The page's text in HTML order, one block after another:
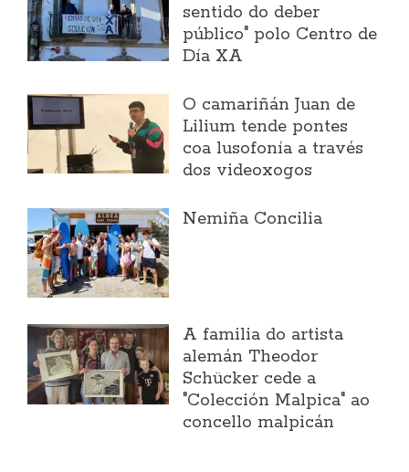
sentido do deber
público" polo Centro de
Día XA
O camariñán Juan de
Lilium tende pontes
coa lusofonía a través
dos videoxogos
Nemiña Concilia
A familia do artista
alemán Theodor
Schücker cede a
"Colección Malpica" ao
concello malpicán